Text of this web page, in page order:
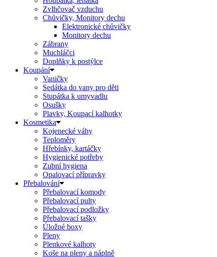
Zvlhčovač vzduchu
Chůvičky, Monitory dechu
Elektronické chůvičky
Monitory dechu
Zábrany
Muchláčci
Doplňky k postýlce
Koupání
Vaničky
Sedátka do vany pro děti
Stupátka k umyvadlu
Osušky
Plavky, Koupací kalhotky
Kosmetika
Kojenecké váhy
Teploměry
Hřebínky, kartáčky
Hygienické potřeby
Zubní hygiena
Opalovací přípravky
Přebalování
Přebalovací komody
Přebalovací pulty
Přebalovací podložky
Přebalovací tašky
Úložné boxy
Pleny
Plenkové kalhoty
Koše na pleny a náplně